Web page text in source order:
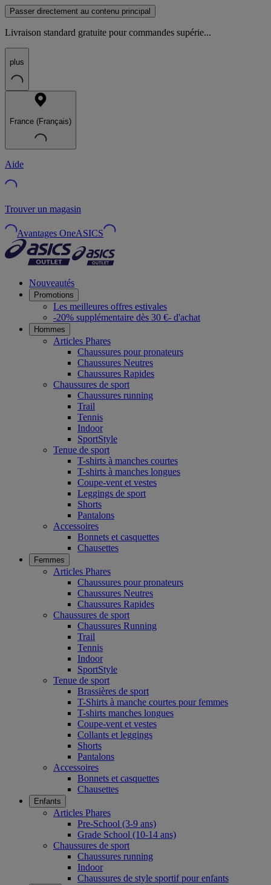
Passer directement au contenu principal
Livraison standard gratuite pour commandes supérie...
plus
France (Français)
Aide
Trouver un magasin
Avantages OneASICS
Nouveautés
Promotions
Les meilleures offres estivales
-20% supplémentaire dès 30 €- d'achat
Hommes
Articles Phares
Chaussures pour pronateurs
Chaussures Neutres
Chaussures Rapides
Chaussures de sport
Chaussures running
Trail
Tennis
Indoor
SportStyle
Tenue de sport
T-shirts à manches courtes
T-shirts à manches longues
Coupe-vent et vestes
Leggings de sport
Shorts
Pantalons
Accessoires
Bonnets et casquettes
Chausettes
Femmes
Articles Phares
Chaussures pour pronateurs
Chaussures Neutres
Chaussures Rapides
Chaussures de sport
Chaussures Running
Trail
Tennis
Indoor
SportStyle
Tenue de sport
Brassières de sport
T-Shirts à manche courtes pour femmes
T-shirts manches longues
Coupe-vent et vestes
Collants et leggings
Shorts
Pantalons
Accessoires
Bonnets et casquettes
Chausettes
Enfants
Articles Phares
Pre-School (3-9 ans)
Grade School (10-14 ans)
Chaussures de sport
Chaussures running
Indoor
Chaussures de style sportif pour enfants